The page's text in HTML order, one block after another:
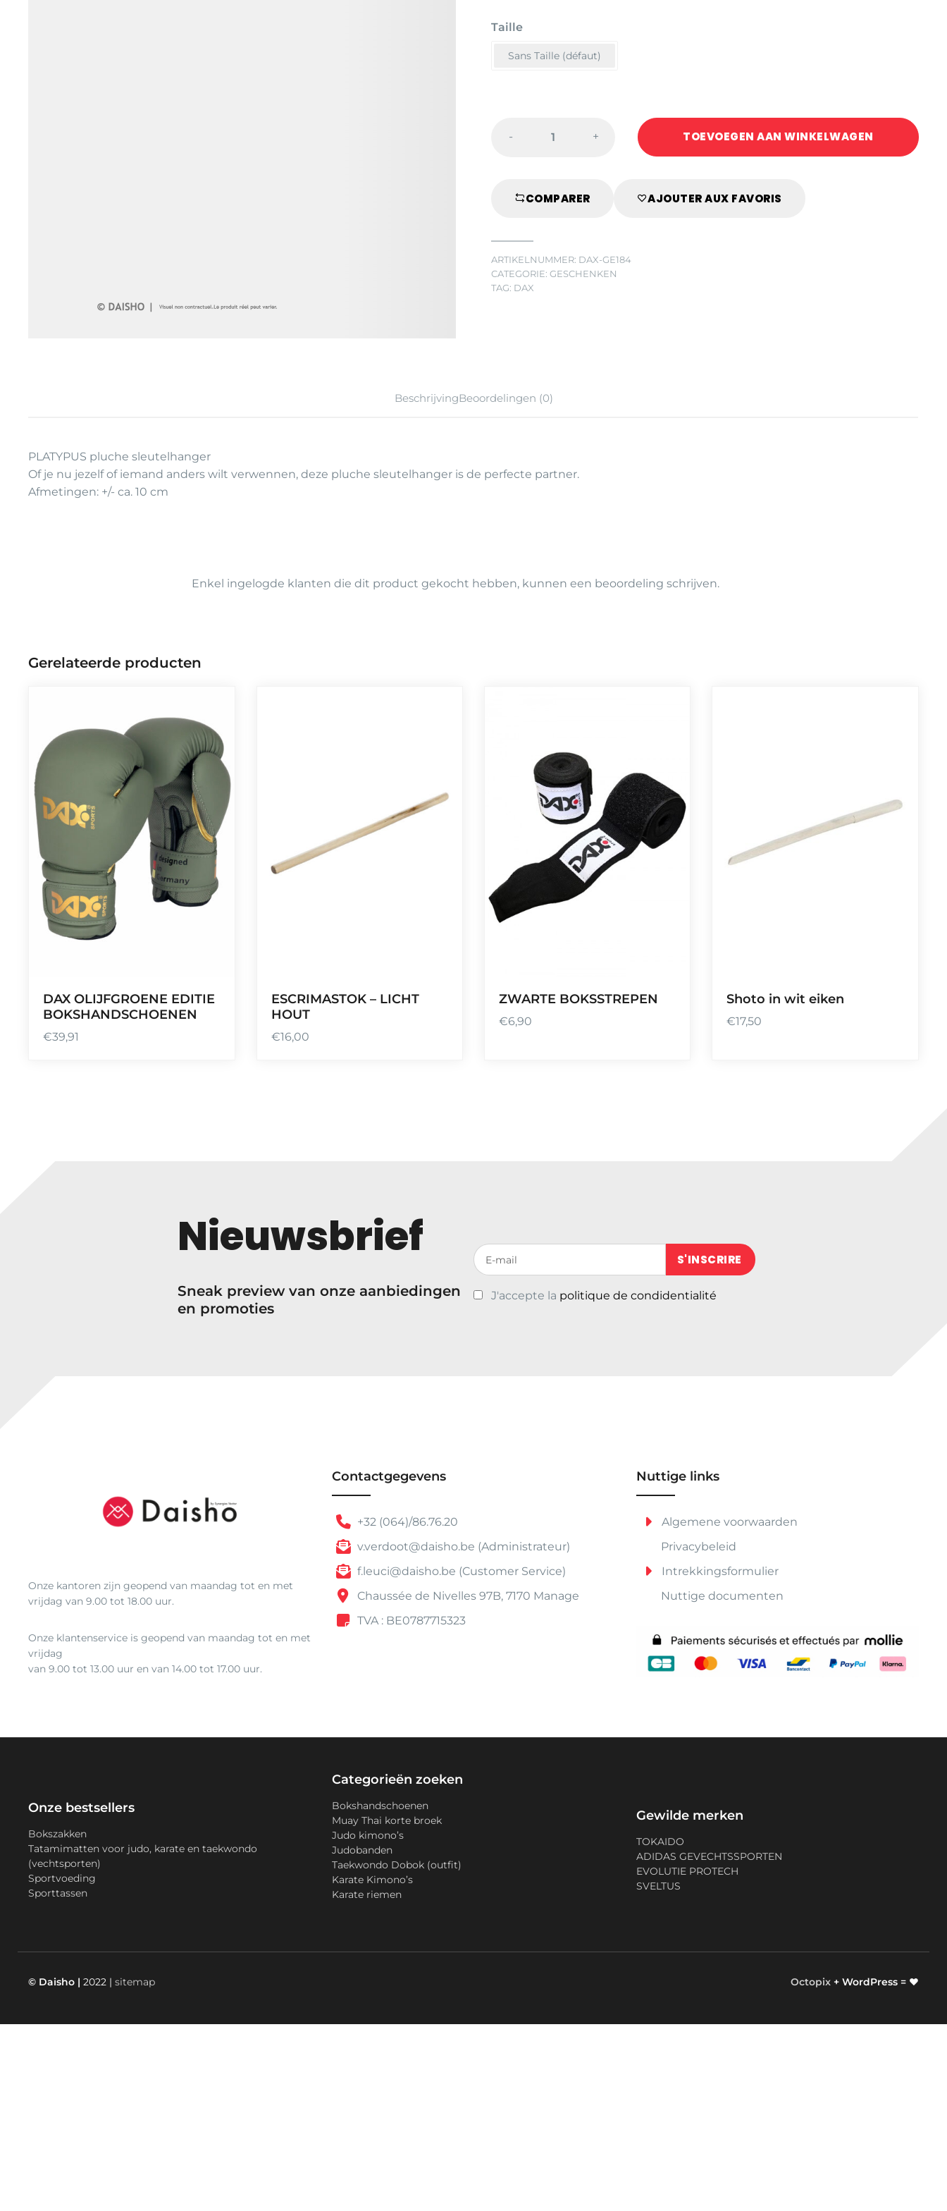
Taille
Sans Taille (défaut)
VOGELBEKDIER
quantity
- + TOEVOEGEN AAN WINKELWAGEN
COMPARER AJOUTER AUX FAVORIS
ARTIKELNUMMER: DAX-GE184
CATEGORIE:GESCHENKEN
TAG: DAX
BeschrijvingBeoordelingen (0)
PLATYPUS pluche sleutelhanger
Of je nu jezelf of iemand anders wilt verwennen, deze pluche sleutelhanger is de perfecte partner.
Afmetingen: +/- ca. 10 cm
Enkel ingelogde klanten die dit product gekocht hebben, kunnen een beoordeling schrijven.
Gerelateerde producten
DAX OLIJFGROENE EDITIE
BOKSHANDSCHOENEN
€39,91
ESCRIMASTOK – LICHT
HOUT
€16,00
ZWARTE BOKSSTREPEN
€6,90
Shoto in wit eiken
€17,50
Nieuwsbrief
Sneak preview van onze aanbiedingen
en promoties
Votre adresse de messagerie (obligatoire)
J'accepte la politique de condidentialité
Onze kantoren zijn geopend van maandag tot en met
vrijdag van 9.00 tot 18.00 uur.
Onze klantenservice is geopend van maandag tot en met
vrijdag
van 9.00 tot 13.00 uur en van 14.00 tot 17.00 uur.
Contactgegevens
+32 (064)/86.76.20
v.verdoot@daisho.be (Administrateur)
f.leuci@daisho.be (Customer Service)
Chaussée de Nivelles 97B, 7170 Manage
TVA : BE0787715323
Nuttige links
Algemene voorwaarden
Privacybeleid
Intrekkingsformulier
Nuttige documenten
Onze bestsellers
Bokszakken
Tatamimatten voor judo, karate en taekwondo
(vechtsporten)
Sportvoeding
Sporttassen
Categorieën zoeken
Bokshandschoenen
Muay Thai korte broek
Judo kimono’s
Judobanden
Taekwondo Dobok (outfit)
Karate Kimono’s
Karate riemen
Gewilde merken
TOKAIDO
ADIDAS GEVECHTSSPORTEN
EVOLUTIE PROTECH
SVELTUS
© Daisho | 2022 |sitemap Octopix+ WordPress = ❤